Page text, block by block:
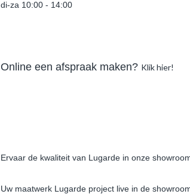
di-za 10:00 - 14:00
Online een afspraak maken? Klik hier!
Ervaar de kwaliteit van Lugarde in onze
Uw maatwerk Lugarde project live in de